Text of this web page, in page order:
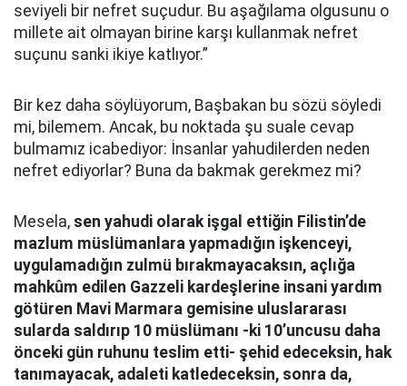
seviyeli bir nefret suçudur. Bu aşağılama olgusunu o
millete ait olmayan birine karşı kullanmak nefret
suçunu sanki ikiye katlıyor.”
Bir kez daha söylüyorum, Başbakan bu sözü söyledi
mi, bilemem. Ancak, bu noktada şu suale cevap
bulmamız icabediyor: İnsanlar yahudilerden neden
nefret ediyorlar? Buna da bakmak gerekmez mi?
Mesela, sen yahudi olarak işgal ettiğin Filistin’de
mazlum müslümanlara yapmadığın işkenceyi,
uygulamadığın zulmü bırakmayacaksın, açlığa
mahkûm edilen Gazzeli kardeşlerine insani yardım
götüren Mavi Marmara gemisine uluslararası
sularda saldırıp 10 müslümanı -ki 10’uncusu daha
önceki gün ruhunu teslim etti- şehid edeceksin, hak
tanımayacak, adaleti katledeceksin, sonra da,